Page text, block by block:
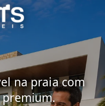
na praia com